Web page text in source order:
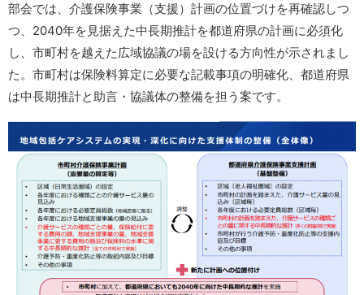
部会では、介護保険事業（支援）計画の位置づけを再確認しつ
つ、2040年を見据えた中長期推計を都道府県の計画に必須化
し、市町村を越えた広域協議の場を設ける方向性が示されまし
た。市町村は保険料算定に必要な記載事項の明確化、都道府県
は中長期推計と助言・協議体の整備を担う案です。